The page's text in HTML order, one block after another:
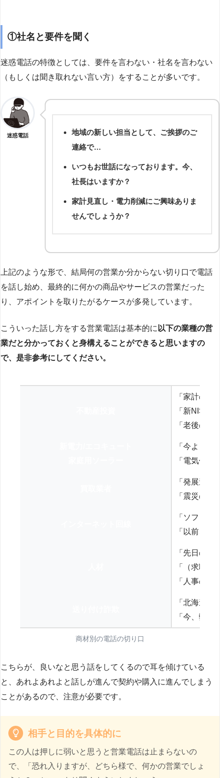
①社名と要件を聞く
迷惑電話の特徴としては、要件を言わない・社名を言わない
（もしくは聞き取れない言い方）をすることが多いです。
迷惑電話
地域の新しい担当として、ご挨拶のご
連絡で…
いつもお世話になっております。今、
社長はいますか？
家計見直し・電力削減にご興味ありま
せんでしょうか？
上記のような形で、結局何の営業か分からない切り口で電話
を話し始め、最終的に何かの商品やサービスの営業だった
り、アポイントを取りたがるケースが多発しています。
こういった話し方をする営業電話は基本的に 以下の業種の営
業だと分かっておくと身構えることができると思いますの
で、是非参考にしてください。
「家計の見
「新NISA
「老後の
「今より
「電気代を
「発展途
「震災の
「ソフト
「以前、
「先日の
「（求職
「人事の方
「北海道
「今、弊
商材別の電話の切り口
こちらが、良いなと思う話をしてくるので耳を傾けている
と、あれよあれよと話しが進んで契約や購入に進んでしまう
ことがあるので、注意が必要です。
相手と目的を具体的に
この人は押しに弱いと思うと営業電話は止まらないの
で、「恐れ入りますが、どちら様で、何かの営業でしょ